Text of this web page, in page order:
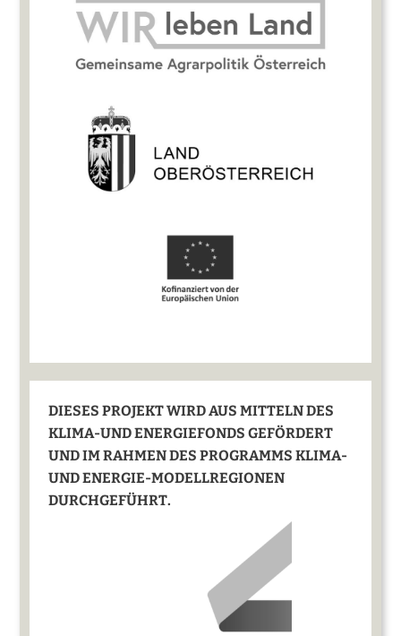
DIESES PROJEKT WIRD AUS MITTELN DES
KLIMA-UND ENERGIEFONDS GEFÖRDERT
UND IM RAHMEN DES PROGRAMMS KLIMA-
UND ENERGIE-MODELLREGIONEN
DURCHGEFÜHRT.